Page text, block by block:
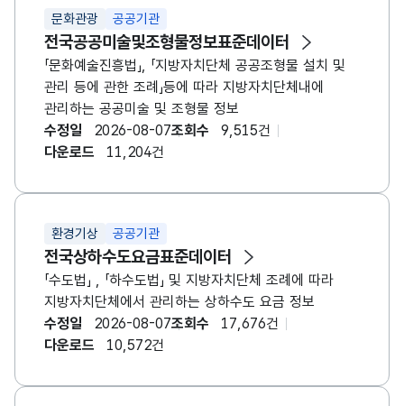
문화관광 공공기관
전국공공미술및조형물정보표준데이터
「문화예술진흥법」, 「지방자치단체 공공조형물 설치 및
관리 등에 관한 조례」등에 따라 지방자치단체내에
관리하는 공공미술 및 조형물 정보
수정일
2026-08-07조회수
9,515건
다운로드
11,204건
환경기상 공공기관
전국상하수도요금표준데이터
「수도법」 , 「하수도법」 및 지방자치단체 조례에 따라
지방자치단체에서 관리하는 상하수도 요금 정보
수정일
2026-08-07조회수
17,676건
다운로드
10,572건